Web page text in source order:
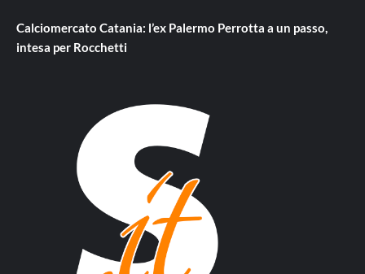
Calciomercato Catania: l’ex Palermo Perrotta a un passo,
intesa per Rocchetti